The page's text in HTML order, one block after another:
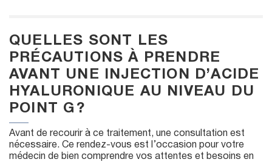
QUELLES SONT LES
PRÉCAUTIONS À PRENDRE
AVANT UNE INJECTION D’ACIDE
HYALURONIQUE AU NIVEAU DU
POINT G ?
Avant de recourir à ce traitement, une consultation est
nécessaire. Ce rendez-vous est l’occasion pour votre
médecin de bien comprendre vos attentes et besoins en